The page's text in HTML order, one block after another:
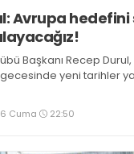
Avrupa hedefini
Başkanı Recep Durul,
gecesinde yeni tarihler
Cuma 22:50